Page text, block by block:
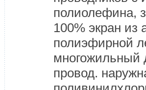
полиолефина,
100% экран
полиэфирной
многожильный
провод.